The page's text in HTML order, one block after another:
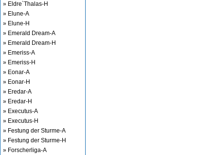
» Eldre`Thalas-H
» Elune-A
» Elune-H
» Emerald Dream-A
» Emerald Dream-H
» Emeriss-A
» Emeriss-H
» Eonar-A
» Eonar-H
» Eredar-A
» Eredar-H
» Executus-A
» Executus-H
» Festung der Sturme-A
» Festung der Sturme-H
» Forscherliga-A